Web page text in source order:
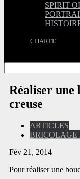
SPIRIT
CHARTE
Réaliser une
creuse
ARTICLES
BRICOLAGE
Fév 21, 2014
Pour réaliser une